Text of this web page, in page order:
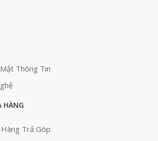
độ tương phản vượt trội
P6K sử dụng tấm nền HVA do TCL phát triển nhằm
thị. Công nghệ này giúp tăng cường độ tương
sâu hơn và hình ảnh có chiều sâu rõ rệt. Đồng
xung quanh. Nhờ đó, người xem có thể thưởng
Thông Tin
HÀNG
Hàng Trả Góp